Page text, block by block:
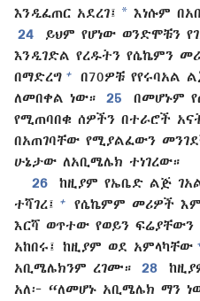
እንዲፈጠር አደረገ፤ * እነሱም
24
ይህም የሆነው ወንድሞቹን
እንዲገድል የረዱትን የሴኬምን
በማድረግ +
በ70ዎቹ የየሩባአል
ለመበቀል ነው።
25
በመሆኑም
የሚጠባበቁ ሰዎችን በተራሮች
በአጠገባቸው የሚያልፈውን
ሁኔታው ለአቢሜሌክ ተነገረው።
26
ከዚያም የኤቤድ ልጅ
ተሻገረ፤
+ የሴኬምም መሪዎች
እርሻ ወጥተው የወይን
አከበሩ፤ ከዚያም ወደ አምላካቸው
አቢሜሌክንም ረገሙ።
28
አለ፦ “ለመሆኑ አቢሜሌክ ማን